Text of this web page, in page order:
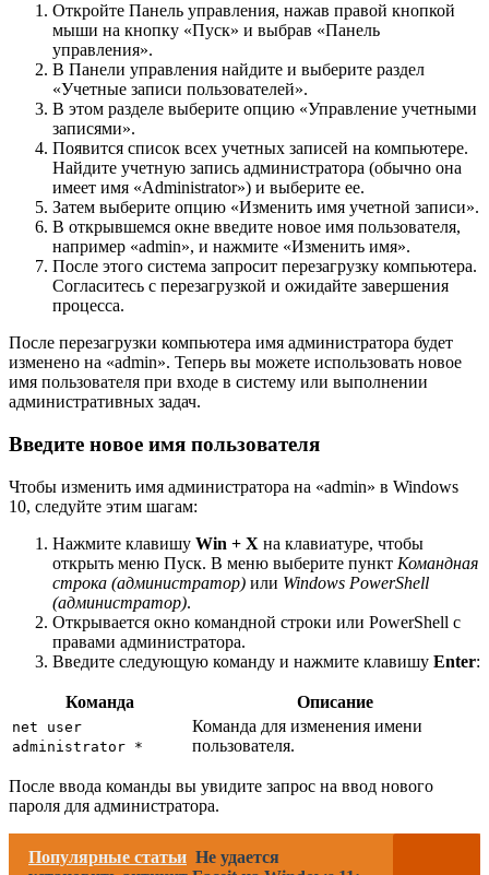
Откройте Панель управления, нажав правой кнопкой
мыши на кнопку «Пуск» и выбрав «Панель
управления».
В Панели управления найдите и выберите раздел
«Учетные записи пользователей».
В этом разделе выберите опцию «Управление учетными
записями».
Появится список всех учетных записей на компьютере.
Найдите учетную запись администратора (обычно она
имеет имя «Administrator») и выберите ее.
Затем выберите опцию «Изменить имя учетной записи».
В открывшемся окне введите новое имя пользователя,
например «admin», и нажмите «Изменить имя».
После этого система запросит перезагрузку компьютера.
Согласитесь с перезагрузкой и ожидайте завершения
процесса.
После перезагрузки компьютера имя администратора будет
изменено на «admin». Теперь вы можете использовать новое
имя пользователя при входе в систему или выполнении
административных задач.
Введите новое имя пользователя
Чтобы изменить имя администратора на «admin» в Windows
10, следуйте этим шагам:
Нажмите клавишу Win + X на клавиатуре, чтобы
открыть меню Пуск. В меню выберите пункт Командная
строка (администратор) или Windows PowerShell
(администратор).
Открывается окно командной строки или PowerShell с
правами администратора.
Введите следующую команду и нажмите клавишу Enter:
Команда Описание
net user
administrator *
Команда для изменения имени
пользователя.
После ввода команды вы увидите запрос на ввод нового
пароля для администратора.
Популярные статьи Не удается